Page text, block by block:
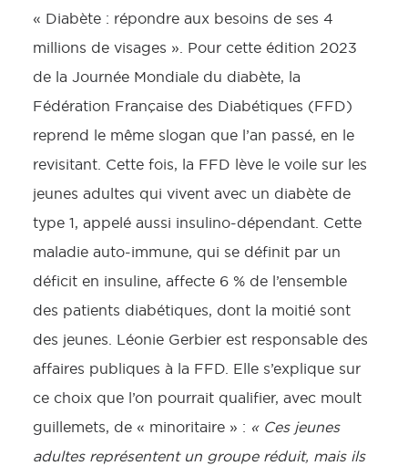
« Diabète : répondre aux besoins de ses 4
millions de visages ». Pour cette édition 2023
de la Journée Mondiale du diabète, la
Fédération Française des Diabétiques (FFD)
reprend le même slogan que l’an passé, en le
revisitant. Cette fois, la FFD lève le voile sur les
jeunes adultes qui vivent avec un diabète de
type 1, appelé aussi insulino-dépendant. Cette
maladie auto-immune, qui se définit par un
déficit en insuline, affecte 6 % de l’ensemble
des patients diabétiques, dont la moitié sont
des jeunes. Léonie Gerbier est responsable des
affaires publiques à la FFD. Elle s’explique sur
ce choix que l’on pourrait qualifier, avec moult
guillemets, de « minoritaire » : « Ces jeunes
adultes représentent un groupe réduit, mais ils